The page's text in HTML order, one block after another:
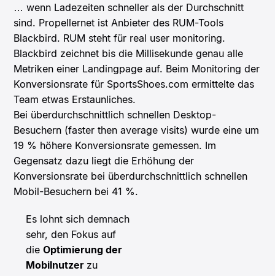
… wenn Ladezeiten schneller als der Durchschnitt
sind. Propellernet ist Anbieter des RUM-Tools
Blackbird. RUM steht für real user monitoring.
Blackbird zeichnet bis die Millisekunde genau alle
Metriken einer Landingpage auf. Beim Monitoring der
Konversionsrate für SportsShoes.com ermittelte das
Team etwas Erstaunliches.
Bei überdurchschnittlich schnellen Desktop-
Besuchern (faster then average visits) wurde eine um
19 % höhere Konversionsrate gemessen. Im
Gegensatz dazu liegt die Erhöhung der
Konversionsrate bei überdurchschnittlich schnellen
Mobil-Besuchern bei 41 %.
Es lohnt sich demnach
sehr, den Fokus auf
dieOptimierung der
Mobilnutzer zu